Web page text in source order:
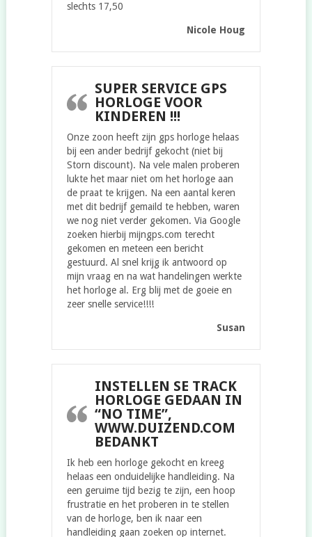
slechts 17,50
Nicole Houg
SUPER SERVICE GPS
HORLOGE VOOR
KINDEREN !!!
Onze zoon heeft zijn gps horloge helaas
bij een ander bedrijf gekocht (niet bij
Storn discount). Na vele malen proberen
lukte het maar niet om het horloge aan
de praat te krijgen. Na een aantal keren
met dit bedrijf gemaild te hebben, waren
we nog niet verder gekomen. Via Google
zoeken hierbij mijngps.com terecht
gekomen en meteen een bericht
gestuurd. Al snel krijg ik antwoord op
mijn vraag en na wat handelingen werkte
het horloge al. Erg blij met de goeie en
zeer snelle service!!!!
Susan
INSTELLEN SE TRACK
HORLOGE GEDAAN IN
“NO TIME”,
WWW.DUIZEND.COM
BEDANKT
Ik heb een horloge gekocht en kreeg
helaas een onduidelijke handleiding. Na
een geruime tijd bezig te zijn, een hoop
frustratie en het proberen in te stellen
van de horloge, ben ik naar een
handleiding gaan zoeken op internet.